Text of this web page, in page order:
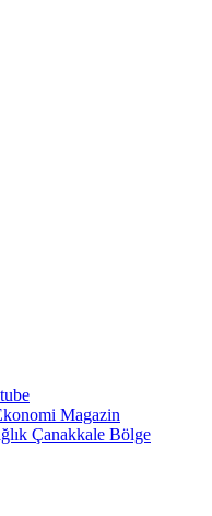
Magazin
Çanakkale Bölge